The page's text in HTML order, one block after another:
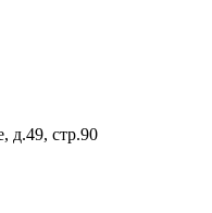
д.49, стр.90